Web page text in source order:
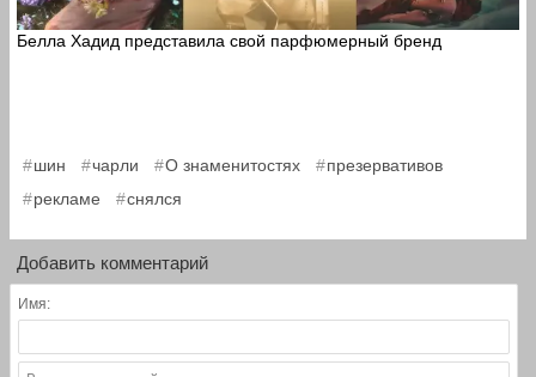
Белла Хадид представила свой парфюмерный бренд
шин чарли О знаменитостях презервативов
рекламе снялся
Добавить комментарий
Имя: